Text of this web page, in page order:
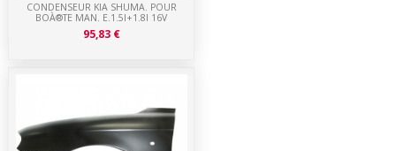
CONDENSEUR KIA SHUMA. POUR
BOÀ®TE MAN. E.1.5I+1.8I 16V
95,83 €